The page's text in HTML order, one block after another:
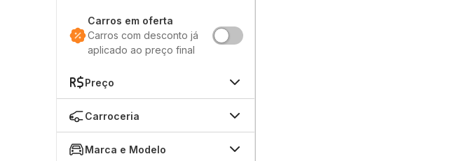
Carros em oferta
Carros com desconto já
aplicado ao preço final
Preço
Carroceria
Marca e Modelo